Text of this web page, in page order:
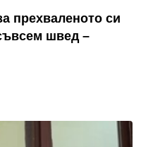
прехваленото си
швед –